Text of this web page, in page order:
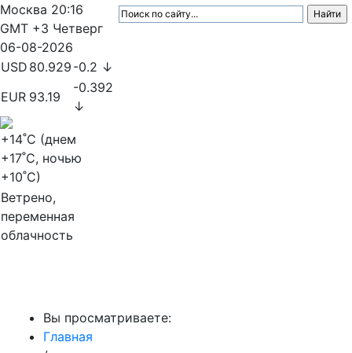
Москва 20:16
GMT +3 Четверг
06-08-2026
USD 80.929 -0.2 ↓
EUR 93.19
-0.392
↓
+14˚C (днем
+17˚C, ночью
+10˚C)
Ветрено,
переменная
облачность
Вы просматриваете:
Главная